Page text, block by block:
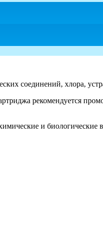
соединений, хлора,
рекомендуется
и биологические